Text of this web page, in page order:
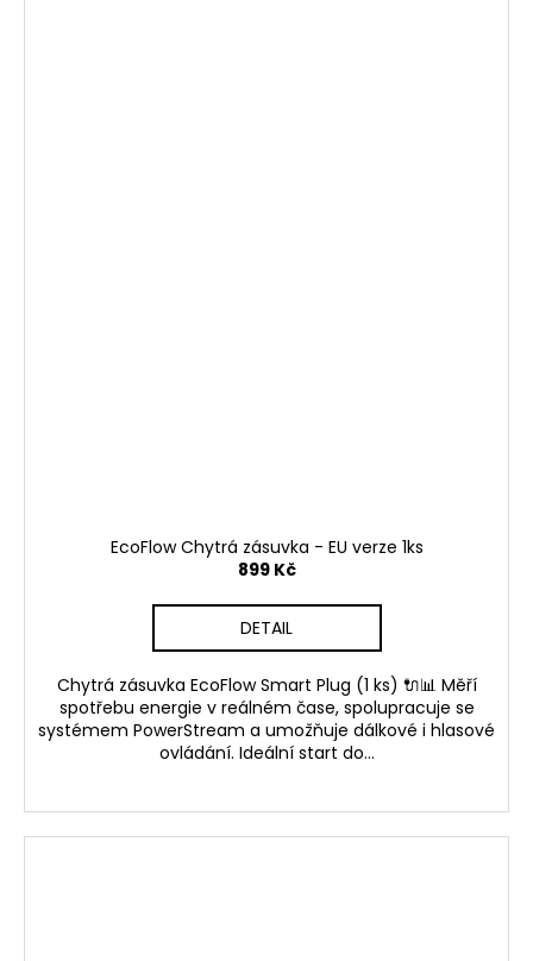
EcoFlow Chytrá zásuvka - EU verze 1ks
899 Kč
DETAIL
Chytrá zásuvka EcoFlow Smart Plug (1 ks) 🔌📊 Měří
spotřebu energie v reálném čase, spolupracuje se
systémem PowerStream a umožňuje dálkové i hlasové
ovládání. Ideální start do...